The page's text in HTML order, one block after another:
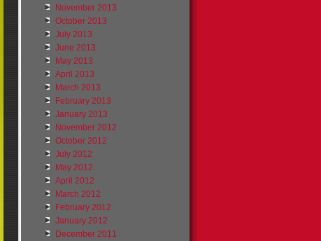
November 2013
October 2013
July 2013
June 2013
May 2013
April 2013
March 2013
February 2013
January 2013
November 2012
October 2012
July 2012
May 2012
April 2012
March 2012
February 2012
January 2012
December 2011